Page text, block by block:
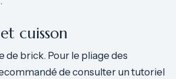
cuisson
de brick. Pour le pliage des
de consulter un tutoriel